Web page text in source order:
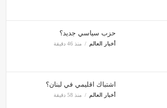
حزب سياسي جديد؟
أخبار العالم منذ 46 دقيقة
اشتباك اقليمي في لبنان؟
أخبار العالم منذ 58 دقيقة